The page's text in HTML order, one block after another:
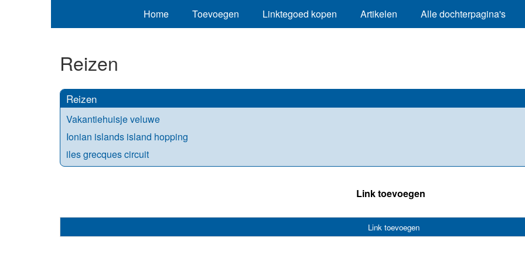
Home Toevoegen Linktegoed kopen Artikelen Alle dochterpagina's
Reizen
Reizen
Vakantiehuisje veluwe
Ionian islands island hopping
iles grecques circuit
Link toevoegen
Link toevoegen